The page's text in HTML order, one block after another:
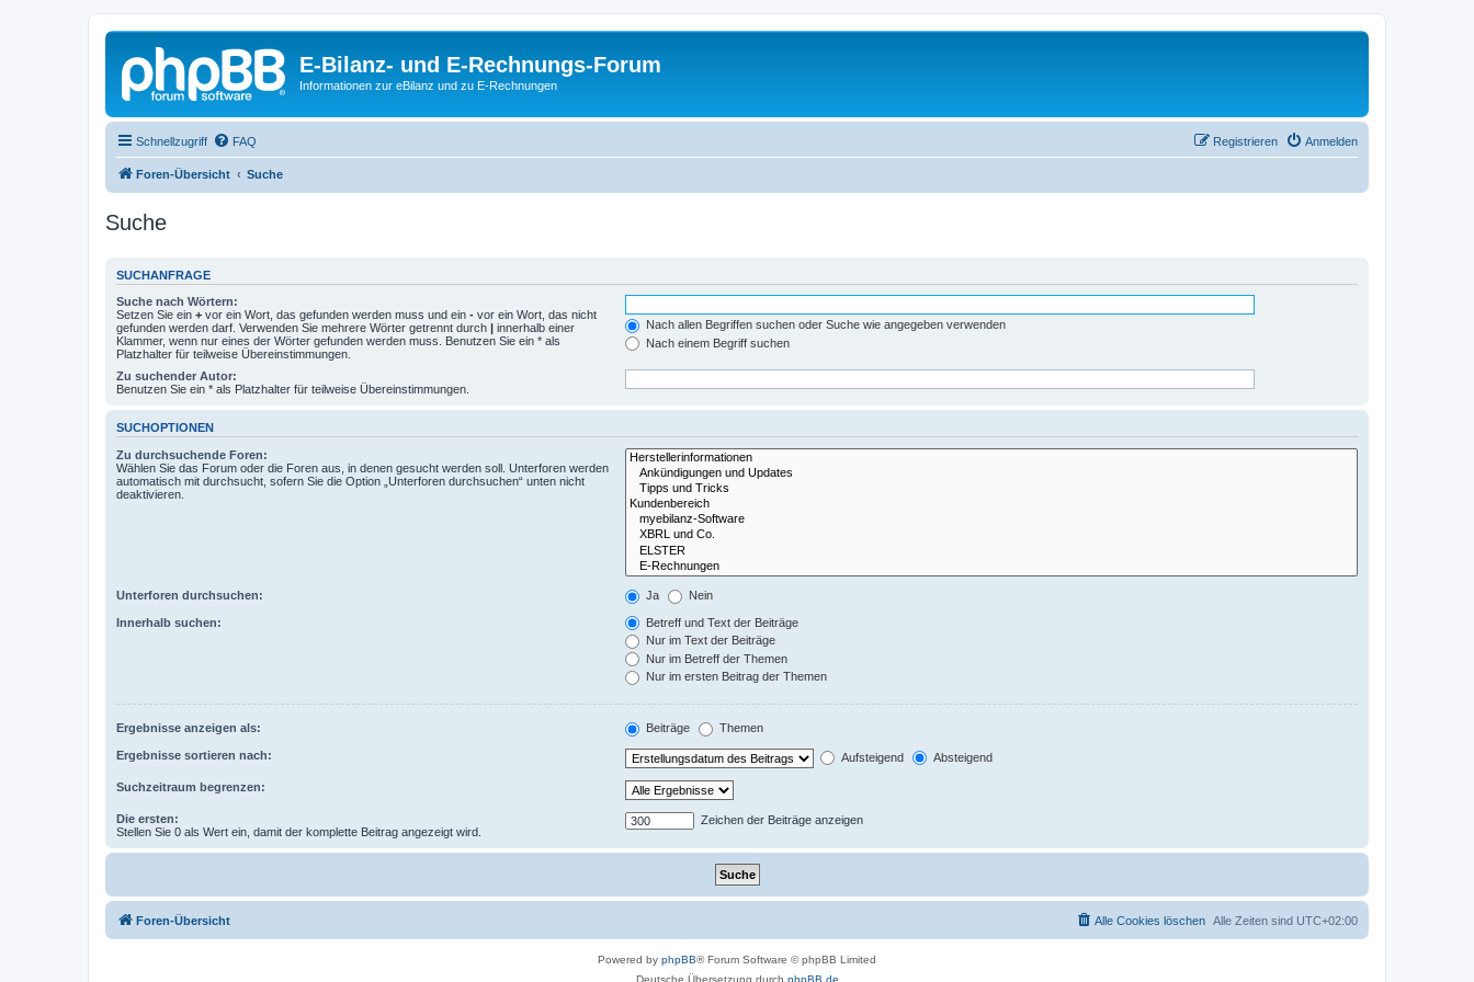
E-Bilanz- und E-Rechnungs-Forum
Informationen zur eBilanz und zu E-Rechnungen
Schnellzugriff FAQ Anmelden
Registrieren
Foren-Übersicht Suche
Suche
SUCHANFRAGE
Suche nach Wörtern:
Setzen Sie ein + vor ein Wort, das gefunden werden muss und ein - vor ein Wort, das nicht
gefunden werden darf. Verwenden Sie mehrere Wörter getrennt durch | innerhalb einer
Klammer, wenn nur eines der Wörter gefunden werden muss. Benutzen Sie ein * als
Platzhalter für teilweise Übereinstimmungen.
Nach allen Begriffen suchen oder Suche wie angegeben verwenden
Nach einem Begriff suchen
Zu suchender Autor:
Benutzen Sie ein * als Platzhalter für teilweise Übereinstimmungen.
SUCHOPTIONEN
Zu durchsuchende Foren:
Wählen Sie das Forum oder die Foren aus, in denen gesucht werden soll. Unterforen werden
automatisch mit durchsucht, sofern Sie die Option „Unterforen durchsuchen“ unten nicht
deaktivieren.
Unterforen durchsuchen: Ja Nein
Innerhalb suchen:
Betreff und Text der Beiträge
Nur im Text der Beiträge
Nur im Betreff der Themen
Nur im ersten Beitrag der Themen
Ergebnisse anzeigen als: Beiträge Themen
Ergebnisse sortieren nach: Aufsteigend Absteigend
Suchzeitraum begrenzen:
Die ersten:
Stellen Sie 0 als Wert ein, damit der komplette Beitrag angezeigt wird.
Zeichen der Beiträge anzeigen
Foren-Übersicht Alle Zeiten sind UTC+02:00
Alle Cookies löschen
Powered by phpBB® Forum Software © phpBB Limited
Deutsche Übersetzung durch phpBB.de